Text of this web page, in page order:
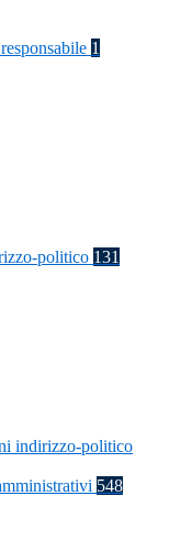
1
politico 131
indirizzo-politico
548